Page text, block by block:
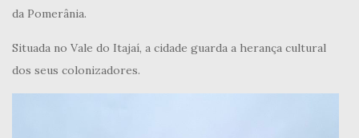
da Pomerânia.
Situada no Vale do Itajaí, a cidade guarda a herança cultural
dos seus colonizadores.